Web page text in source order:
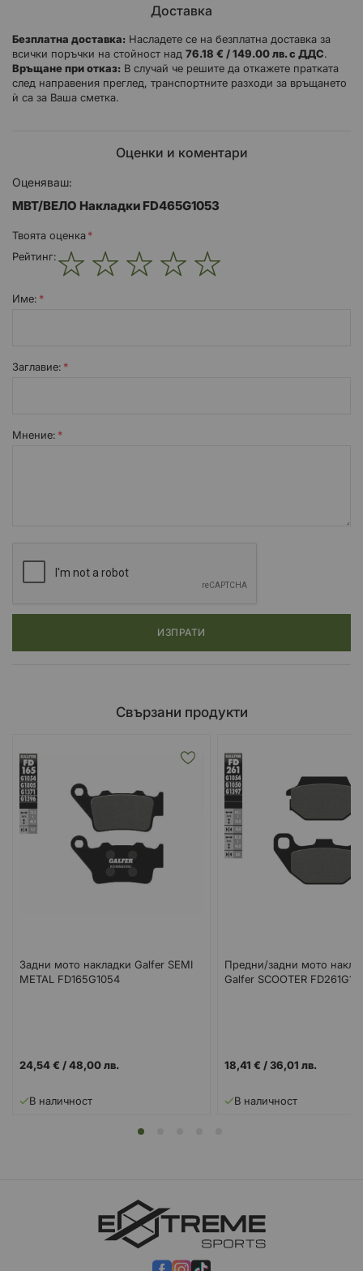
Устойчвост на високи температури
Доставка
Безплатна доставка: Насладете се на безплатна доставка за
всички поръчки на стойност над 76.18 € / 149.00 лв. с ДДС.
Връщане при отказ: В случай че решите да откажете пратката
след направения преглед, транспортните разходи за връщането
ѝ са за Ваша сметка.
Оценки и коментари
Оценяваш:
MBT/ВЕЛО Накладки FD465G1053
Твоята оценка
Рейтинг:
Име:
Заглавиe:
Мнение:
ИЗПРАТИ
Свързани продукти
Задни мото накладки Galfer SEMI
METAL FD165G1054
24,54 € /48,00 лв.
В наличност
Предни/задни мото
Galfer SCOOTER
18,41 € /36,01 лв.
В наличност